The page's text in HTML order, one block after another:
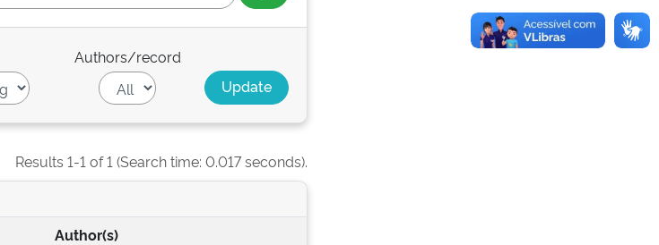
Authors/record
Results 1-1 of 1 (Search time: 0.017 seconds).
Author(s)